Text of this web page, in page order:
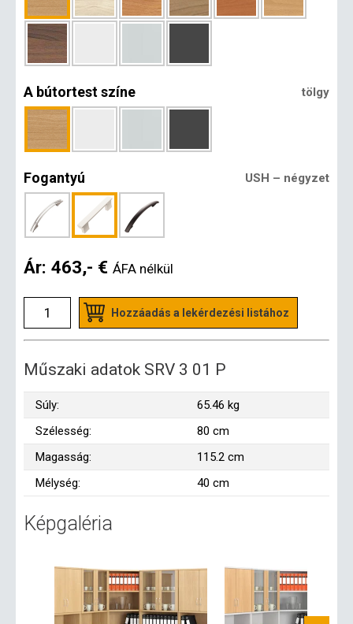
A bútortest színe tölgy
Fogantyú USH – négyzet
Ár: 463,- € ÁFA nélkül
Hozzáadás a lekérdezési listához
Műszaki adatok SRV 3 01 P
Súly:
65.46 kg
Szélesség:
80 cm
Magasság:
115.2 cm
Mélység:
40 cm
Képgaléria